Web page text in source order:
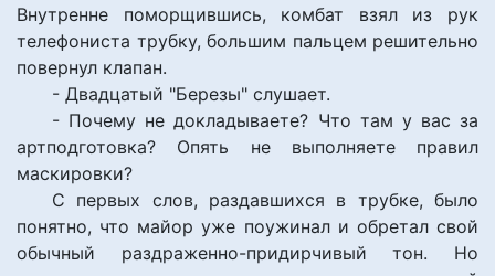
Внутренне поморщившись, комбат взял из рук
телефониста трубку, большим пальцем решительно
повернул клапан.
- Двадцатый "Березы" слушает.
- Почему не докладываете? Что там у вас за
артподготовка? Опять не выполняете правил
маскировки?
С первых слов, раздавшихся в трубке, было
понятно, что майор уже поужинал и обретал свой
обычный раздраженно-придирчивый тон. Но